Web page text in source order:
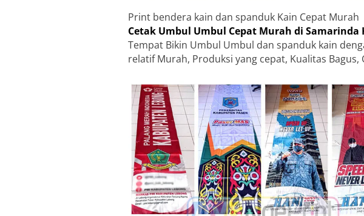
Print bendera kain dan spanduk Kain Cepat Murah
Cetak Umbul Umbul Cepat Murah di
Tempat Bikin Umbul Umbul dan spanduk kain
relatif Murah, Produksi yang cepat, Kualitas